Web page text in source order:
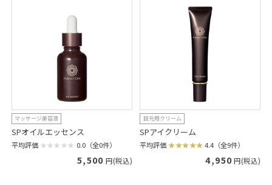
マッサージ美容液
SPオイルエッセンス
平均評価 0.0（全0件）
5,500 円(税込)
目元用クリーム
SPアイクリーム
平均評価 4.4（全9件）
4,950 円(税込)